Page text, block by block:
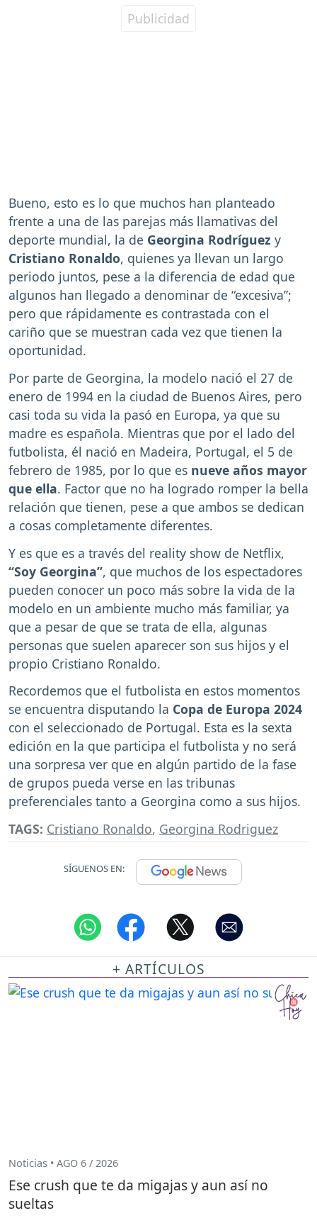
Bueno, esto es lo que muchos han planteado
frente a una de las parejas más llamativas del
deporte mundial, la de Georgina Rodríguez y
Cristiano Ronaldo, quienes ya llevan un largo
periodo juntos, pese a la diferencia de edad que
algunos han llegado a denominar de “excesiva”;
pero que rápidamente es contrastada con el
cariño que se muestran cada vez que tienen la
oportunidad.
Por parte de Georgina, la modelo nació el 27 de
enero de 1994 en la ciudad de Buenos Aires, pero
casi toda su vida la pasó en Europa, ya que su
madre es española. Mientras que por el lado del
futbolista, él nació en Madeira, Portugal, el 5 de
febrero de 1985, por lo que es nueve años mayor
que ella. Factor que no ha logrado romper la bella
relación que tienen, pese a que ambos se dedican
a cosas completamente diferentes.
Y es que es a través del reality show de Netflix,
“Soy Georgina”, que muchos de los espectadores
pueden conocer un poco más sobre la vida de la
modelo en un ambiente mucho más familiar, ya
que a pesar de que se trata de ella, algunas
personas que suelen aparecer son sus hijos y el
propio Cristiano Ronaldo.
Recordemos que el futbolista en estos momentos
se encuentra disputando la Copa de Europa 2024
con el seleccionado de Portugal. Esta es la sexta
edición en la que participa el futbolista y no será
una sorpresa ver que en algún partido de la fase
de grupos pueda verse en las tribunas
preferenciales tanto a Georgina como a sus hijos.
TAGS: Cristiano Ronaldo, Georgina Rodriguez
SÍGUENOS EN:
+ ARTÍCULOS
Noticias • AGO 6 / 2026
Ese crush que te da migajas y aun así no
sueltas